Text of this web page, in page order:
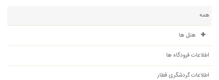
همه
هتل ها
اطلاعات فرودگاه ها
اطلاعات گردشگری قطار